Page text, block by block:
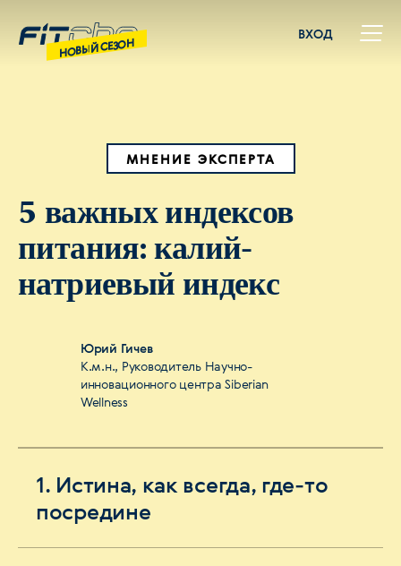
НОВЫЙ СЕЗОН
ВХОД
МНЕНИЕ ЭКСПЕРТА
5 важных индексов
питания: калий-
натриевый индекс
Юрий Гичев
К.м.н., Руководитель Научно-
инновационного центра Siberian
Wellness
1. Истина, как всегда, где-то
посредине